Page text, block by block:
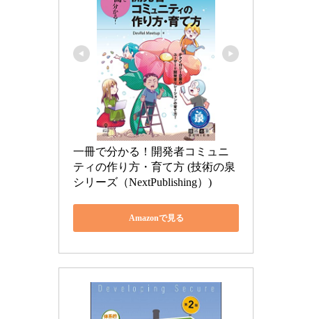
一冊で分かる！開発者コミュニ
ティの作り方・育て方 (技術の泉
シリーズ（NextPublishing）)
Amazonで見る